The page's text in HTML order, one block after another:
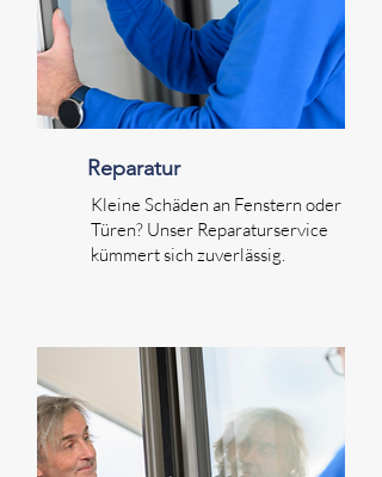
Reparatur
Kleine Schäden an Fenstern oder
Türen? Unser Reparaturservice
kümmert sich zuverlässig.